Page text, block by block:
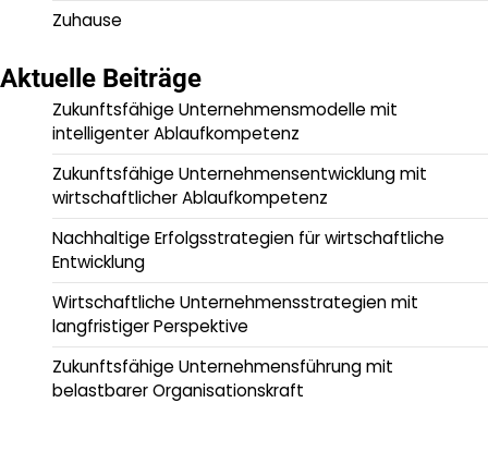
Zuhause
Aktuelle Beiträge
Zukunftsfähige Unternehmensmodelle mit
intelligenter Ablaufkompetenz
Zukunftsfähige Unternehmensentwicklung mit
wirtschaftlicher Ablaufkompetenz
Nachhaltige Erfolgsstrategien für wirtschaftliche
Entwicklung
Wirtschaftliche Unternehmensstrategien mit
langfristiger Perspektive
Zukunftsfähige Unternehmensführung mit
belastbarer Organisationskraft